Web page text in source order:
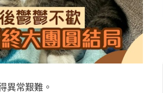
異常艱難。